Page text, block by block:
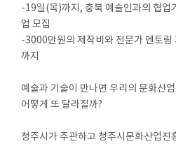
-19일(목)까지, 충북 예술인과의 협업
업 모집
-3000만원의 제작비와 전문가 멘토링
까지
예술과 기술이 만나면 우리의 문화산
어떻게 또 달라질까?
청주시가 주관하고 청주시문화산업진